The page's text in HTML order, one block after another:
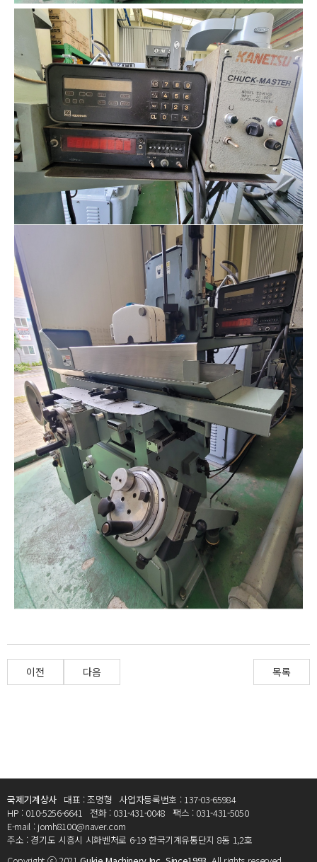
이전 다음 목록
국제기계상사 대표 : 조명형 사업자등록번호 : 137-03-65984
HP : 010-5256-6641
전화 : 031-431-0048 팩스 : 031-431-5050
E-mail : jomh8100@naver.com
주소 : 경기도 시흥시 시화벤처로 6-19 한국기계유통단지 8동 1,2호